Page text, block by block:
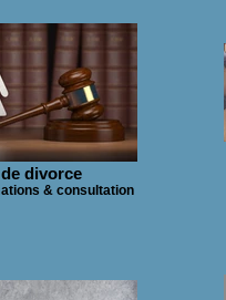
divorce
& consultation